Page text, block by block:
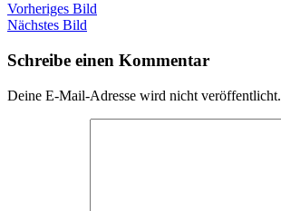
Vorheriges Bild
Nächstes Bild
Schreibe einen Kommentar
Deine E-Mail-Adresse wird nicht veröffentlicht.